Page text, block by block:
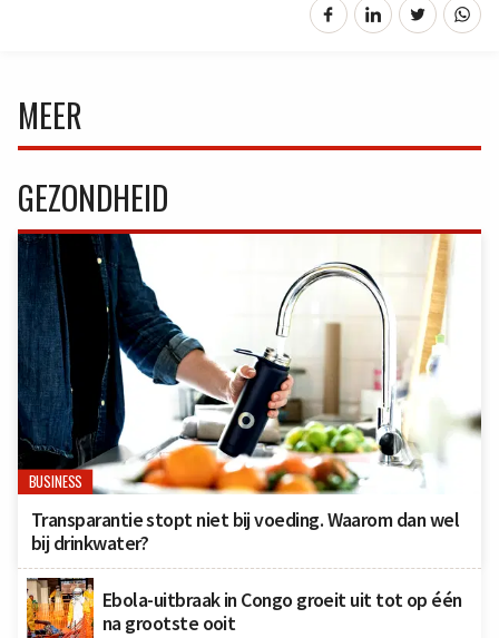
MEER
GEZONDHEID
BUSINESS
Transparantie stopt niet bij voeding. Waarom dan wel
bij drinkwater?
Ebola-uitbraak in Congo groeit uit tot op één
na grootste ooit